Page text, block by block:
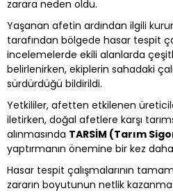
zarara neden oldu.
Yaşanan afetin ardından ilgili
tarafından bölgede hasar tespit
incelemelerde ekili alanlarda
belirlenirken, ekiplerin sahadaki
sürdürdüğü bildirildi.
Yetkililer, afetten etkilenen
iletirken, doğal afetlere karşı
alınmasında TARSİM (Tarım
yaptırmanın önemine bir kez
Hasar tespit çalışmalarının
zararın boyutunun netlik